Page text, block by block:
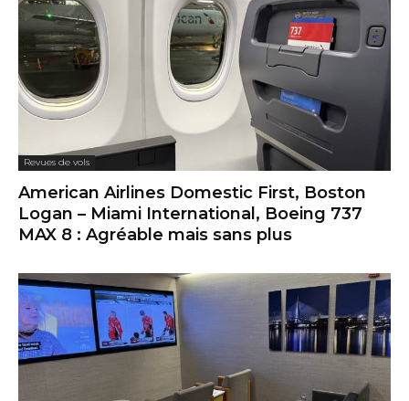
Revues de vols
American Airlines Domestic First, Boston
Logan – Miami International, Boeing 737
MAX 8 : Agréable mais sans plus